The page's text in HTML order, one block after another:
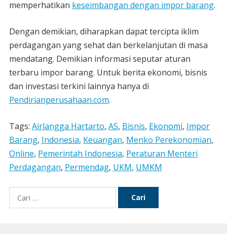
memperhatikan keseimbangan dengan impor barang.
Dengan demikian, diharapkan dapat tercipta iklim
perdagangan yang sehat dan berkelanjutan di masa
mendatang. Demikian informasi seputar aturan
terbaru impor barang. Untuk berita ekonomi, bisnis
dan investasi terkini lainnya hanya di
Pendirianperusahaan.com.
Tags: Airlangga Hartarto, AS, Bisnis, Ekonomi, Impor
Barang, Indonesia, Keuangan, Menko Perekonomian,
Online, Pemerintah Indonesia, Peraturan Menteri
Perdagangan, Permendag, UKM, UMKM
Cari
untuk: